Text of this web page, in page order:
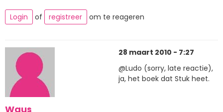
Login of registreer om te reageren
Waus
28 maart 2010 - 7:27
@Ludo (sorry, late reactie),
ja, het boek dat Stuk heet.